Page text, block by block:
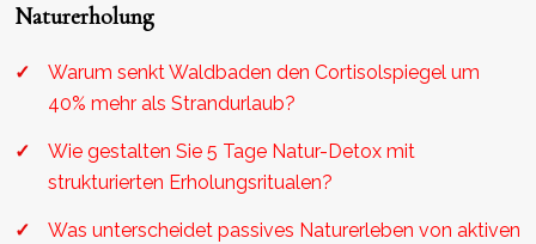
Naturerholung
Warum senkt Waldbaden den Cortisolspiegel um
40% mehr als Strandurlaub?
Wie gestalten Sie 5 Tage Natur-Detox mit
strukturierten Erholungsritualen?
Was unterscheidet passives Naturerleben von aktiven